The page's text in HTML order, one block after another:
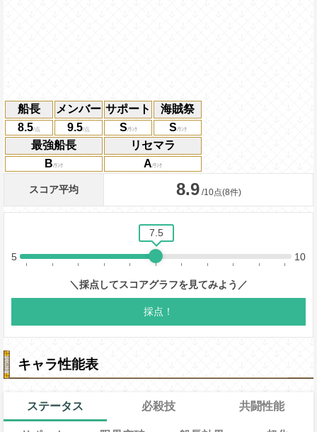
船長 メンバー サポート
海賊祭
8.5
9.5 S
S
最強船長
リセマラ
B
A
キャラ性能表
ステータス 必殺技 共闘性能